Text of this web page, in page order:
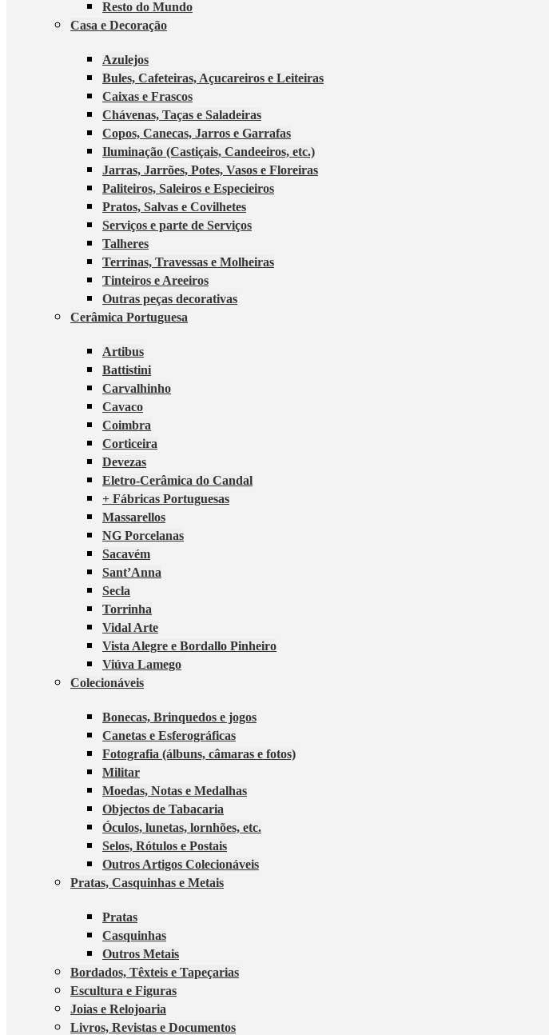
Resto do Mundo
Casa e Decoração
Azulejos
Bules, Cafeteiras, Açucareiros e Leiteiras
Caixas e Frascos
Chávenas, Taças e Saladeiras
Copos, Canecas, Jarros e Garrafas
Iluminação (Castiçais, Candeeiros, etc.)
Jarras, Jarrões, Potes, Vasos e Floreiras
Paliteiros, Saleiros e Especieiros
Pratos, Salvas e Covilhetes
Serviços e parte de Serviços
Talheres
Terrinas, Travessas e Molheiras
Tinteiros e Areeiros
Outras peças decorativas
Cerâmica Portuguesa
Artibus
Battistini
Carvalhinho
Cavaco
Coimbra
Corticeira
Devezas
Eletro-Cerâmica do Candal
+ Fábricas Portuguesas
Massarellos
NG Porcelanas
Sacavém
Sant’Anna
Secla
Torrinha
Vidal Arte
Vista Alegre e Bordallo Pinheiro
Viúva Lamego
Colecionáveis
Bonecas, Brinquedos e jogos
Canetas e Esferográficas
Fotografia (álbuns, câmaras e fotos)
Militar
Moedas, Notas e Medalhas
Objectos de Tabacaria
Óculos, lunetas, lornhões, etc.
Selos, Rótulos e Postais
Outros Artigos Colecionáveis
Pratas, Casquinhas e Metais
Pratas
Casquinhas
Outros Metais
Bordados, Têxteis e Tapeçarias
Escultura e Figuras
Joias e Relojoaria
Livros, Revistas e Documentos